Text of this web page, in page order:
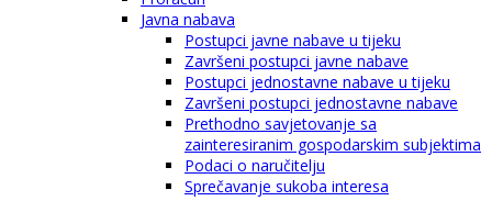
Javna nabava
Postupci javne nabave u tijeku
Završeni postupci javne nabave
Postupci jednostavne nabave u tijeku
Završeni postupci jednostavne nabave
Prethodno savjetovanje sa
zainteresiranim gospodarskim subjektima
Podaci o naručitelju
Sprečavanje sukoba interesa